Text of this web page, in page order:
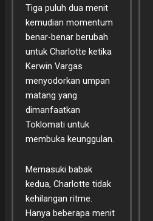
Tiga puluh dua menit
kemudian momentum
benar-benar berubah
untuk Charlotte ketika
Kerwin Vargas
menyodorkan umpan
matang yang
dimanfaatkan
Toklomati untuk
membuka keunggulan.
Memasuki babak
kedua, Charlotte tidak
kehilangan ritme.
Hanya beberapa menit